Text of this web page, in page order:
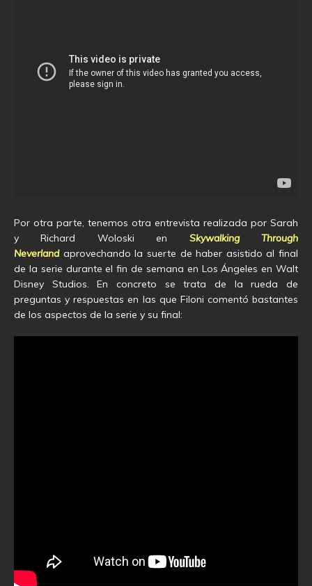
Por otra parte, tenemos otra entrevista realizada por Sarah
y Richard Woloski en Skywalking Through
Neverland aprovechando la suerte de haber asistido al final
de la serie durante el fin de semana en Los Ángeles en Walt
Disney Studios. En concreto se trata de la rueda de
preguntas y respuestas en las que Filoni comentó bastantes
de los aspectos de la serie y su final: